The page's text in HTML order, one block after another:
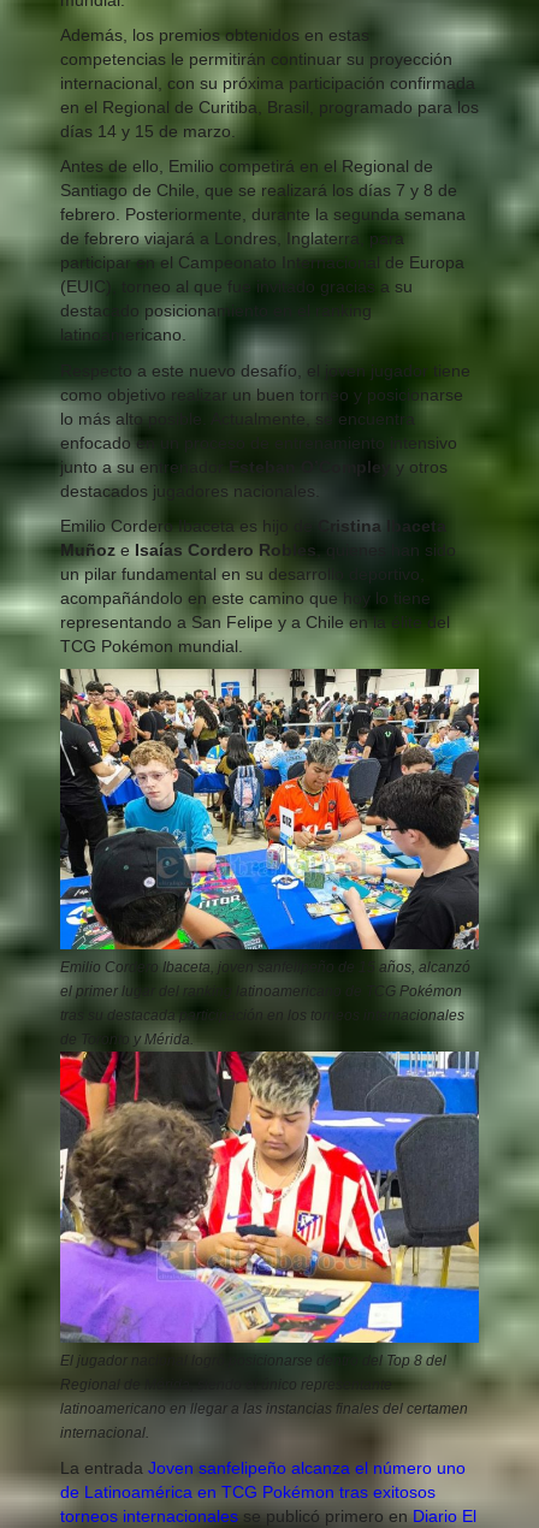
Además, los premios obtenidos en estas
competencias le permitirán continuar su proyección
internacional, con su próxima participación confirmada
en el Regional de Curitiba, Brasil, programado para los
días 14 y 15 de marzo.
Antes de ello, Emilio competirá en el Regional de
Santiago de Chile, que se realizará los días 7 y 8 de
febrero. Posteriormente, durante la segunda semana
de febrero viajará a Londres, Inglaterra, para
participar en el Campeonato Internacional de Europa
(EUIC), torneo al que fue invitado gracias a su
destacado posicionamiento en el ranking
latinoamericano.
Respecto a este nuevo desafío, el joven jugador tiene
como objetivo realizar un buen torneo y posicionarse
lo más alto posible. Actualmente, se encuentra
enfocado en un proceso de entrenamiento intensivo
junto a su entrenador
Esteban O’Compley
y otros
destacados jugadores nacionales.
Emilio Cordero Ibaceta es hijo de
Cristina Ibaceta
Muñoz e Isaías Cordero Robles , quienes han sido
un pilar fundamental en su desarrollo deportivo,
acompañándolo en este camino que hoy lo tiene
representando a San Felipe y a Chile en la élite del
TCG Pokémon mundial.
Emilio Cordero Ibaceta, joven sanfelipeño de 15 años, alcanzó
el primer lugar del ranking latinoamericano de TCG Pokémon
tras su destacada participación en los torneos internacionales
de Toronto y Mérida.
El jugador nacional logró posicionarse dentro del Top 8 del
Regional de Mérida, siendo el único representante
latinoamericano en llegar a las instancias finales del certamen
internacional.
La entrada Joven sanfelipeño alcanza el número uno
de Latinoamérica en TCG Pokémon tras exitosos
torneos internacionales se publicó primero enDiario El